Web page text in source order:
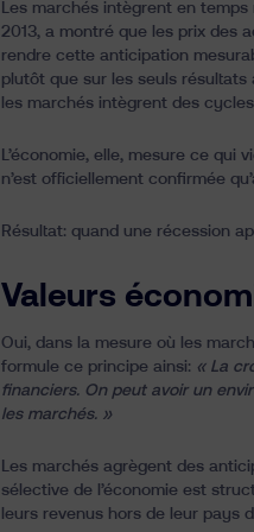
Les marchés intègrent en temps
2013, a montré que les prix des
rendre cette anticipation
plutôt que sur les seuls résultats
les marchés intègrent des
L’économie, elle, mesure ce
n’est officiellement confirmée
Résultat: quand une récession
Valeurs
Oui, dans la mesure où les
formule ce principe ainsi: « La
financiers. On peut avoir un
les marchés. »
Les marchés agrègent des
sélective de l’économie est
leurs revenus hors de leur pays